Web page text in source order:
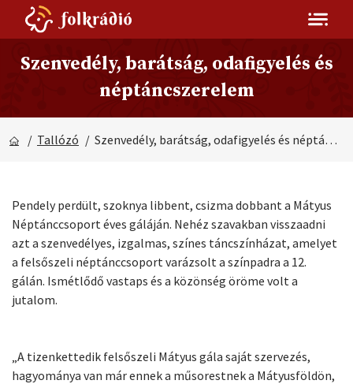
Szenvedély, barátság, odafigyelés és
néptáncszerelem
/ Tallózó / Szenvedély, barátság, odafigyelés és néptáncszerelem
Pendely perdült, szoknya libbent, csizma dobbant a Mátyus
Néptánccsoport éves gáláján. Nehéz szavakban visszaadni
azt a szenvedélyes, izgalmas, színes táncszínházat, amelyet
a felsőszeli néptánccsoport varázsolt a színpadra a 12.
gálán. Ismétlődő vastaps és a közönség öröme volt a
jutalom.
„A tizenkettedik felsőszeli Mátyus gála saját szervezés,
hagyománya van már ennek a műsorestnek a Mátyusföldön,